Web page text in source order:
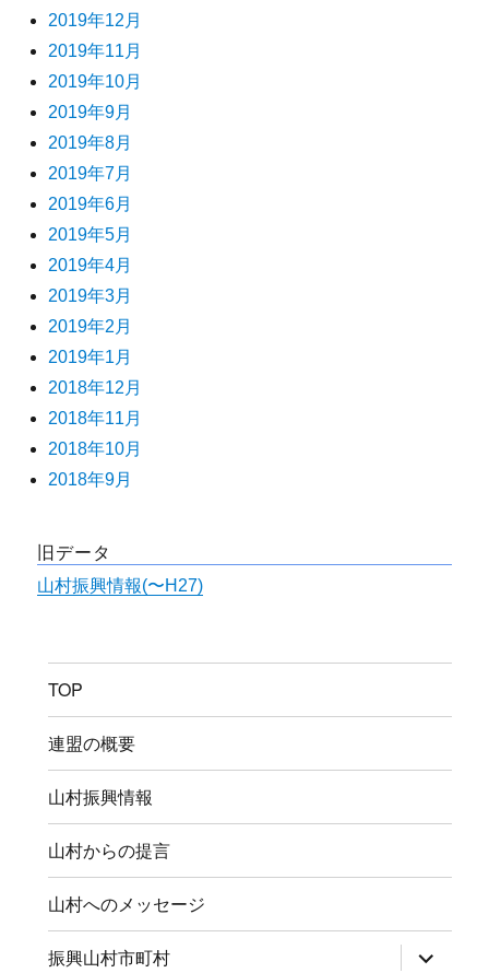
2019年12月
2019年11月
2019年10月
2019年9月
2019年8月
2019年7月
2019年6月
2019年5月
2019年4月
2019年3月
2019年2月
2019年1月
2018年12月
2018年11月
2018年10月
2018年9月
旧データ
山村振興情報(〜H27)
TOP
連盟の概要
山村振興情報
山村からの提言
山村へのメッセージ
振興山村市町村 サ